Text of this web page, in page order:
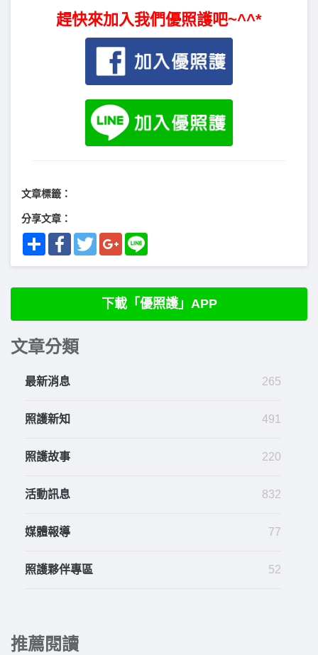
趕快來加入我們優照護吧~^^*
文章標籤：
分享文章：
Share FacebookTwitterGoogle+
下載「優照護」APP
文章分類
最新消息 265
照護新知 491
照護故事 220
活動訊息 832
媒體報導 77
照護夥伴專區 52
推薦閱讀